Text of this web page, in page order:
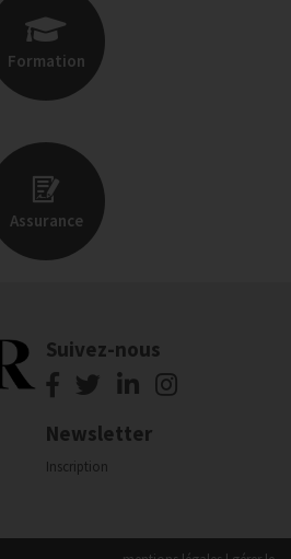
Formation
Assurance
Suivez-nous
Newsletter
Inscription